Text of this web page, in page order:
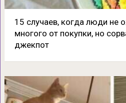
15 случаев, когда люди не
многого от покупки, но
джекпот